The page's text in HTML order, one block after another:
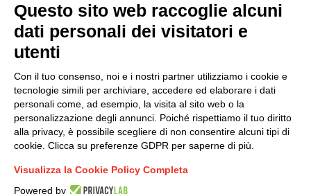
LINKEDIN YOUTUBE
Modello organizzativo, gestione e controllo – D. lgs.
231/2001
Condizioni generali di vendita DKC Power Solutions
Condizioni generali di acquisto
Codice etico
Questo sito web raccoglie alcuni
dati personali dei visitatori e
utenti
Con il tuo consenso, noi e i nostri partner utilizziamo i cookie e
tecnologie simili per archiviare, accedere ed elaborare i dati
personali come, ad esempio, la visita al sito web o la
personalizzazione degli annunci. Poiché rispettiamo il tuo diritto
alla privacy, è possibile scegliere di non consentire alcuni tipi di
cookie. Clicca su preferenze GDPR per saperne di più.
Visualizza la Cookie Policy Completa
Powered by